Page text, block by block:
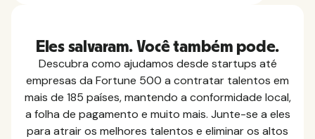
Eles salvaram. Você também pode.
Descubra como ajudamos desde startups até
empresas da Fortune 500 a contratar talentos em
mais de 185 países, mantendo a conformidade local,
a folha de pagamento e muito mais. Junte-se a eles
para atrair os melhores talentos e eliminar os altos